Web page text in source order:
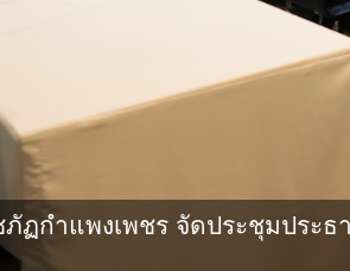
ฏกําแพงเพชร จัดประชุมปร